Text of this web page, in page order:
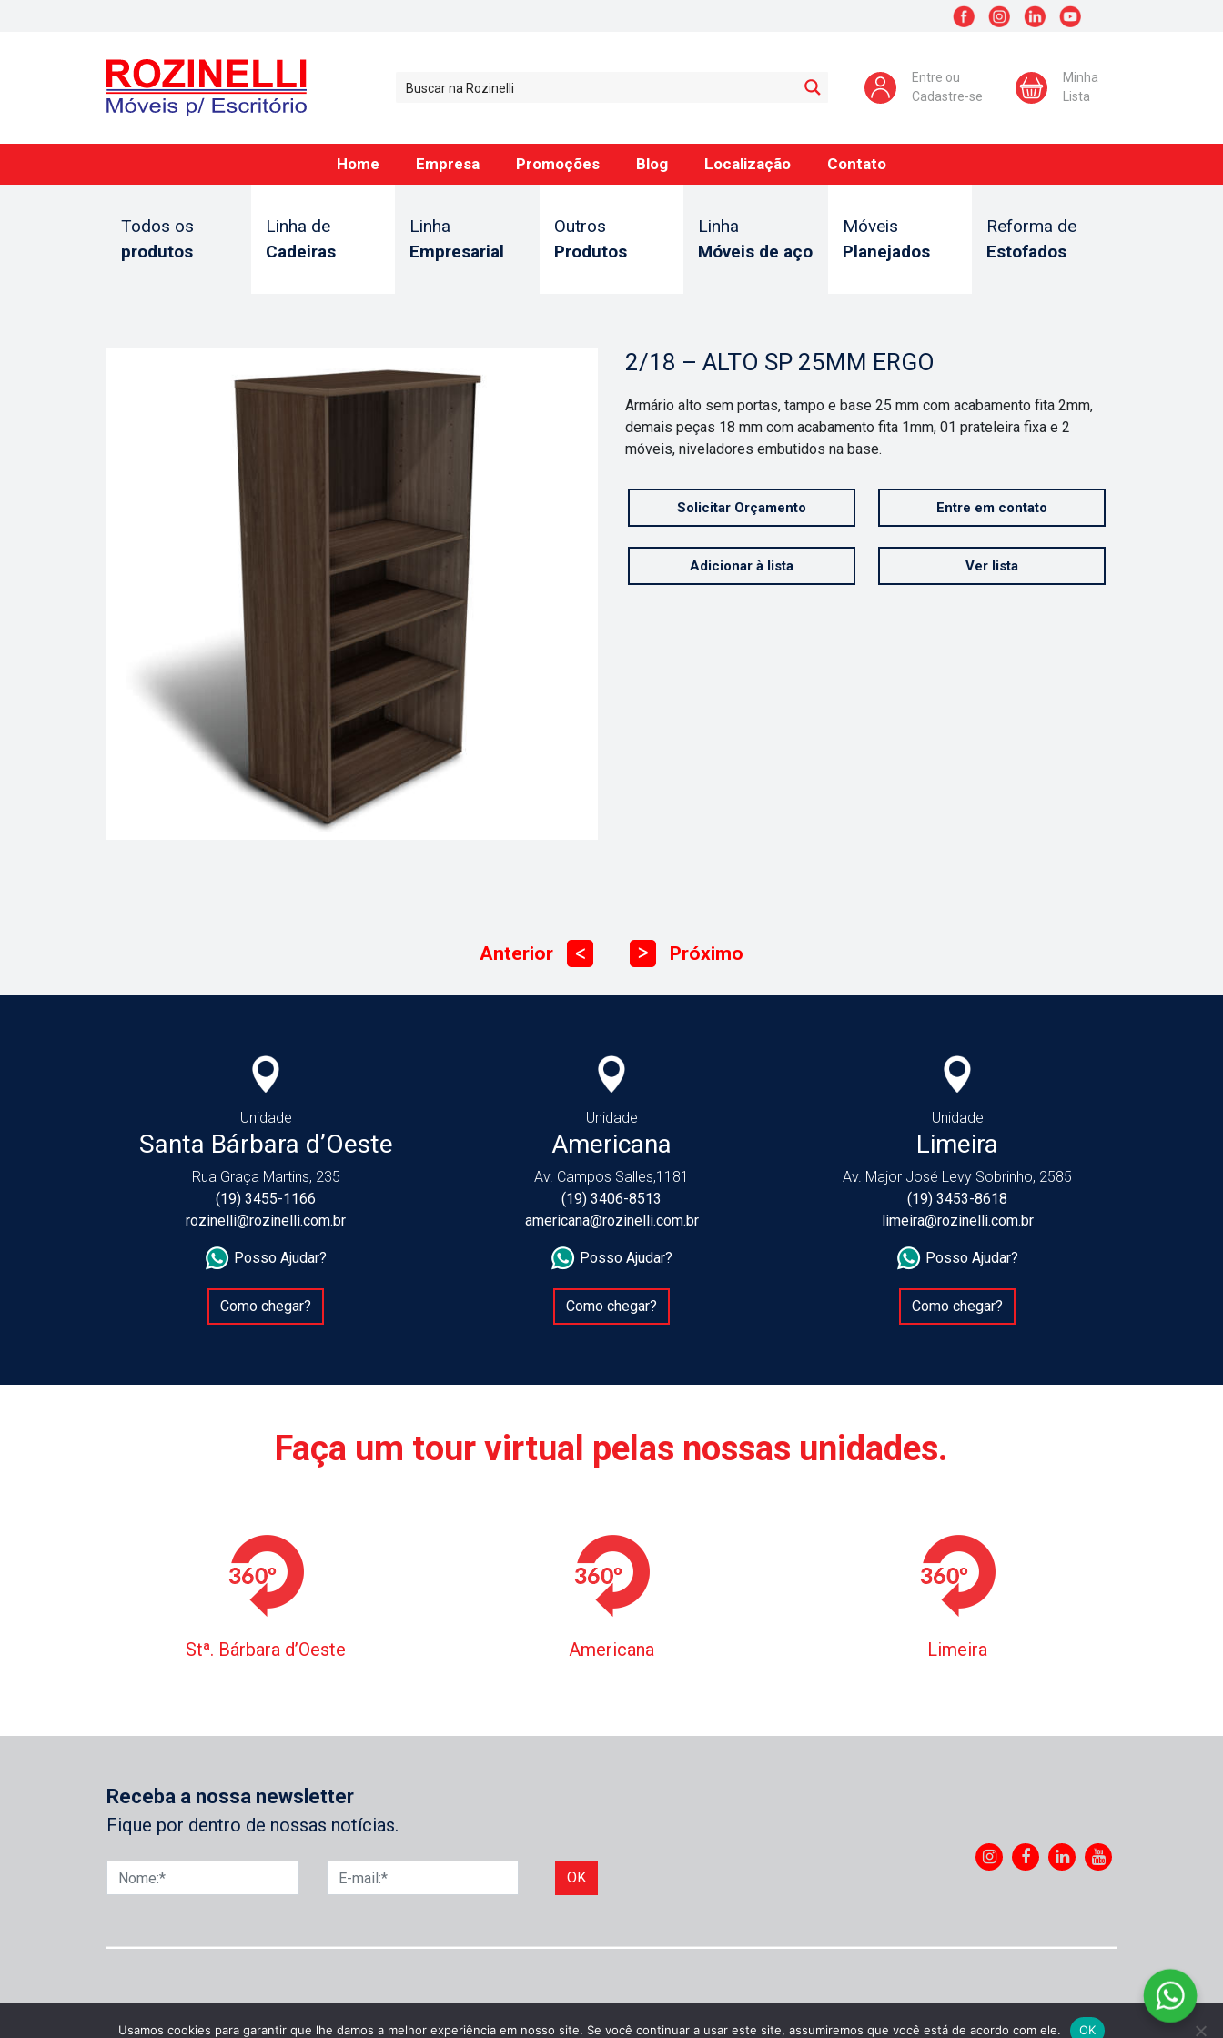
Entre ou
Cadastre-se
Minha
Lista
Home Empresa Promoções Blog Localização Contato
Todos os
produtos
Linha de
Cadeiras
Linha
Empresarial
Outros
Produtos
Linha
Móveis de aço
Móveis
Planejados
Reforma de
Estofados
2/18 – ALTO SP 25MM ERGO
Armário alto sem portas, tampo e base 25 mm com acabamento fita 2mm,
demais peças 18 mm com acabamento fita 1mm, 01 prateleira fixa e 2
móveis, niveladores embutidos na base.
Solicitar Orçamento Entre em contato
Adicionar à lista Ver lista
Anterior ᐳ ᐳ Próximo
Unidade
Santa Bárbara d’Oeste
Rua Graça Martins, 235
(19) 3455-1166
rozinelli@rozinelli.com.br
Posso Ajudar?
Como chegar?
Unidade
Americana
Av. Campos Salles,1181
(19) 3406-8513
americana@rozinelli.com.br
Posso Ajudar?
Como chegar?
Unidade
Limeira
Av. Major José Levy Sobrinho, 2585
(19) 3453-8618
limeira@rozinelli.com.br
Posso Ajudar?
Como chegar?
Faça um tour virtual pelas nossas unidades.
Stª. Bárbara d’Oeste Americana Limeira
Receba a nossa newsletter
Fique por dentro de nossas notícias.
OK
Usamos cookies para garantir que lhe damos a melhor experiência em nosso site. Se você continuar a usar este site, assumiremos que você está de acordo com ele. OK